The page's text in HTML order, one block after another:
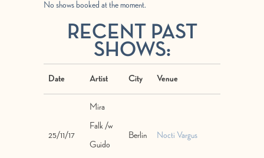
No shows booked at the moment.
RECENT PAST
SHOWS:
Date Artist City Venue
25/11/17
Mira
Falk /w
Guido
Berlin Nocti Vargus